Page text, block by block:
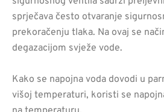
sprječava često otvaranje
prekoračenju tlaka. Na ovaj se
degazacijom svježe vode.
Kako se napojna voda dovodi u
višoj temperaturi, koristi se